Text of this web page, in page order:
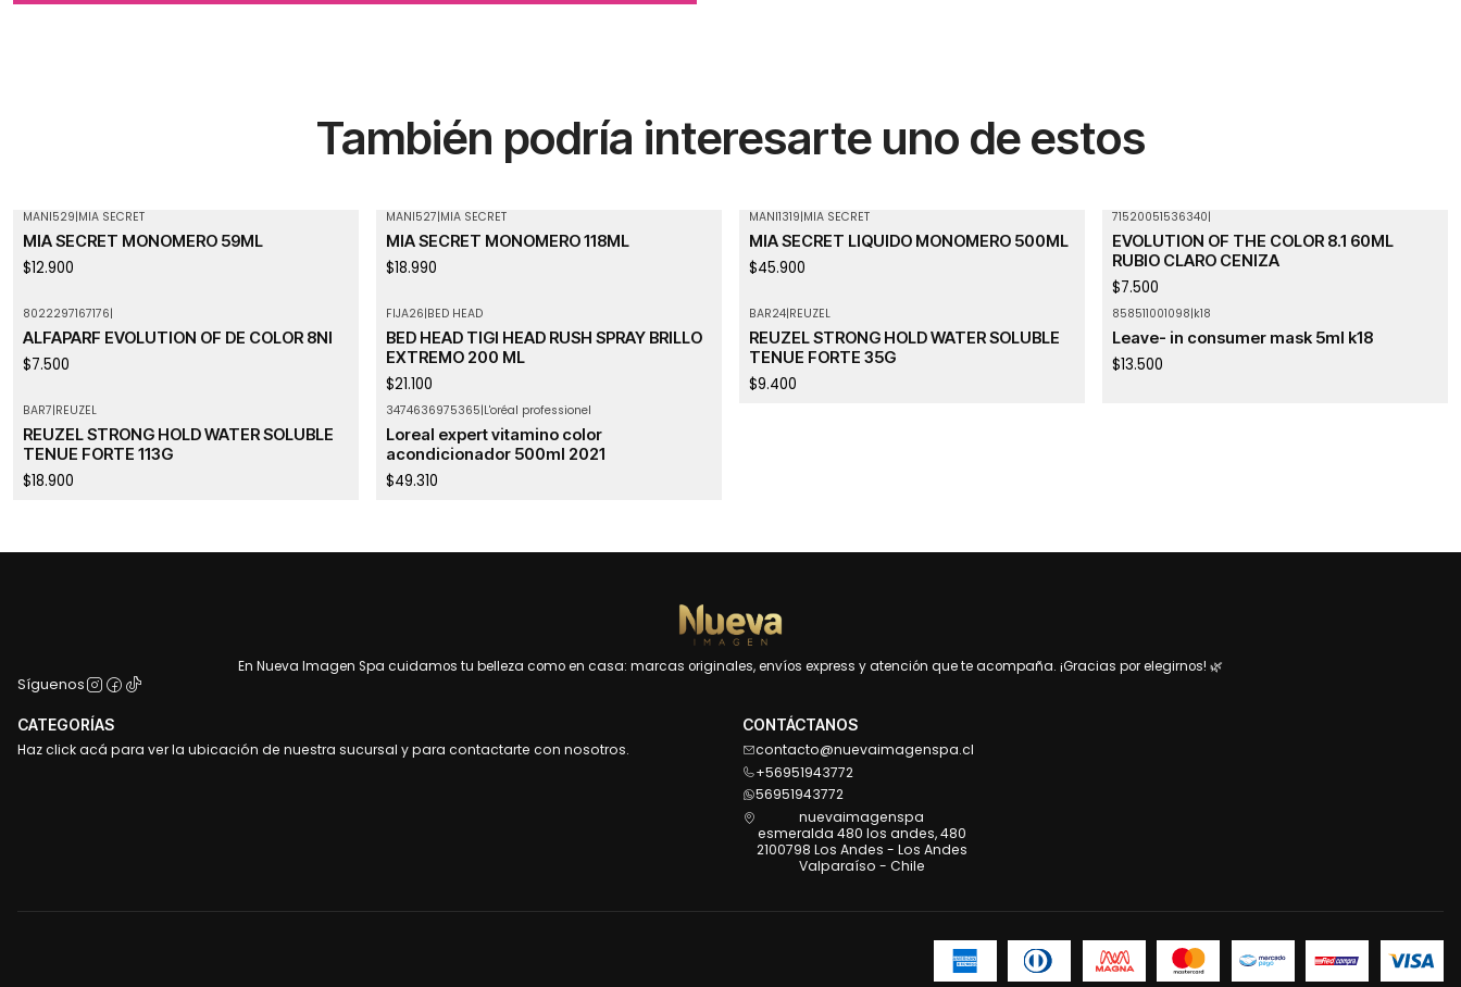
También podría interesarte uno de estos
MANI529|MIA SECRET
MIA SECRET MONOMERO 59ML
$12.900
MANI527|MIA SECRET
MIA SECRET MONOMERO 118ML
$18.990
MANI1319|MIA SECRET
MIA SECRET LIQUIDO MONOMERO 500ML
$45.900
71520051536340|
EVOLUTION OF THE COLOR 8.1 60ML
RUBIO CLARO CENIZA
$7.500
8022297167176|
ALFAPARF EVOLUTION OF DE COLOR 8NI
$7.500
FIJA26|BED HEAD
BED HEAD TIGI HEAD RUSH SPRAY BRILLO
EXTREMO 200 ML
$21.100
BAR24|REUZEL
REUZEL STRONG HOLD WATER SOLUBLE
TENUE FORTE 35G
$9.400
858511001098|k18
Leave- in consumer mask 5ml k18
$13.500
BAR7|REUZEL
REUZEL STRONG HOLD WATER SOLUBLE
TENUE FORTE 113G
$18.900
3474636975365|L'oréal professionel
Loreal expert vitamino color
acondicionador 500ml 2021
$49.310
En Nueva Imagen Spa cuidamos tu belleza como en casa: marcas originales, envíos express y atención que te acompaña. ¡Gracias por elegirnos! 🌿
Síguenos
CATEGORÍAS
Haz click acá para ver la ubicación de nuestra sucursal y para contactarte con nosotros.
CONTÁCTANOS
contacto@nuevaimagenspa.cl
+56951943772
56951943772
nuevaimagenspa
esmeralda 480 los andes, 480
2100798 Los Andes - Los Andes
Valparaíso - Chile